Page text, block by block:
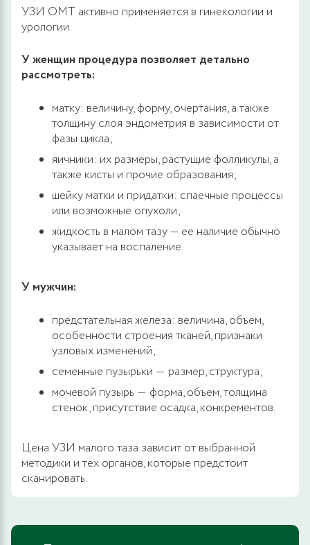
УЗИ ОМТ активно применяется в гинекологии и
урологии.
У женщин процедура позволяет детально
рассмотреть:
матку: величину, форму, очертания, а также
толщину слоя эндометрия в зависимости от
фазы цикла;
яичники: их размеры, растущие фолликулы, а
также кисты и прочие образования;
шейку матки и придатки: спаечные процессы
или возможные опухоли;
жидкость в малом тазу — ее наличие обычно
указывает на воспаление.
У мужчин:
предстательная железа: величина, объем,
особенности строения тканей, признаки
узловых изменений;
семенные пузырьки ― размер, структура;
мочевой пузырь ― форма, объем, толщина
стенок, присутствие осадка, конкрементов.
Цена УЗИ малого таза зависит от выбранной
методики и тех органов, которые предстоит
сканировать.